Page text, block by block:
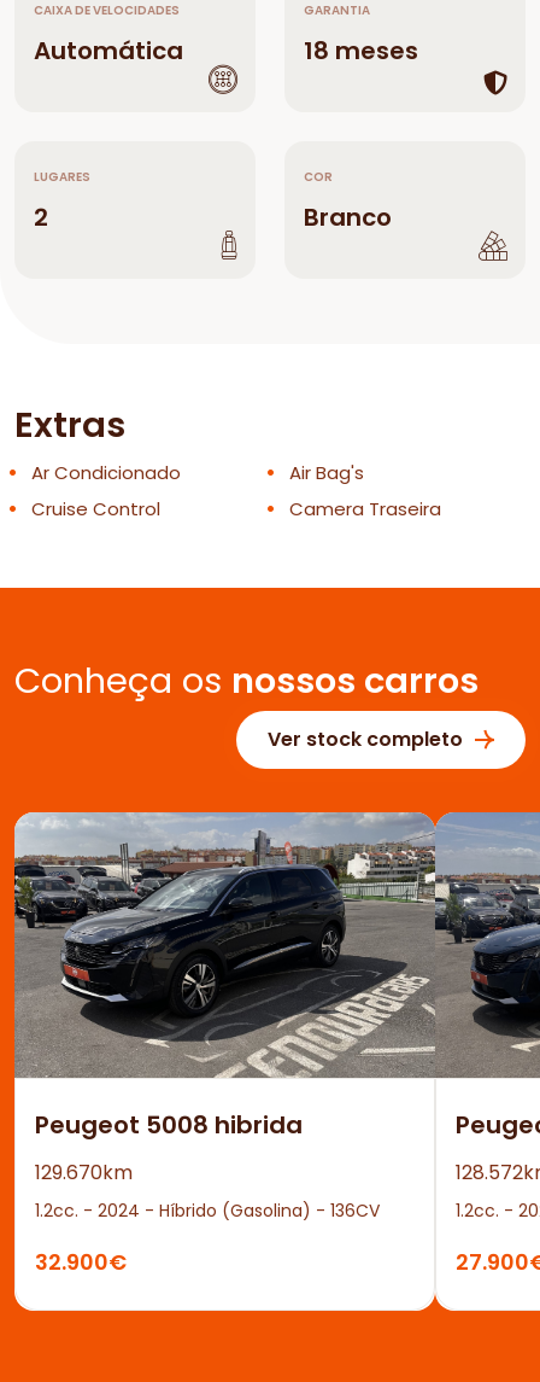
CAIXA DE VELOCIDADES
Automática
GARANTIA
18 meses
LUGARES
2
COR
Branco
Extras
Ar Condicionado
Air Bag's
Cruise Control
Camera Traseira
Conheça os nossos carros
Ver stock completo
Peugeot 5008 hibrida
129.670km
1.2cc. - 2024 - Híbrido (Gasolina) - 136CV
32.900€
1.2cc. -